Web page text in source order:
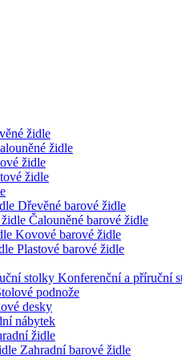
židle
židle
židle
židle
Dřevěné barové židle
Čalouněné barové židle
Kovové barové židle
Plastové barové židle
Konferenční a příruční
podnože
desky
nábytek
židle
Zahradní barové židle